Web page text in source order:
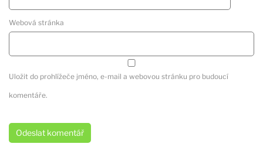
Webová stránka
Uložit do prohlížeče jméno, e-mail a webovou stránku pro budoucí
komentáře.